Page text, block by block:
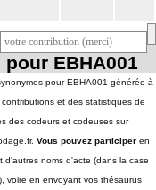
EBHA001
pour EBHA001 générée à
et des statistiques de
des codeurs et codeuses sur
Vous pouvez participer en
d'autres noms d'acte (dans la case
voire en envoyant vos thésaurus